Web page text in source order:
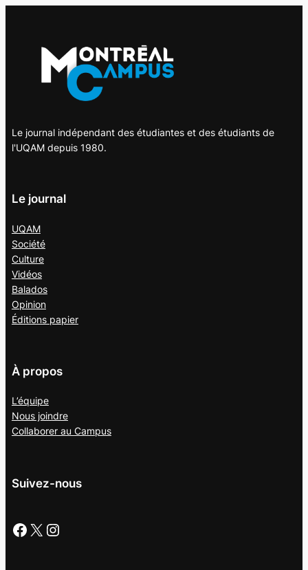
Le journal indépendant des étudiantes et des étudiants de
l'UQAM depuis 1980.
Le journal
UQAM
Société
Culture
Vidéos
Balados
Opinion
Éditions papier
À propos
L’équipe
Nous joindre
Collaborer au Campus
Suivez-nous
Facebook X Instagram